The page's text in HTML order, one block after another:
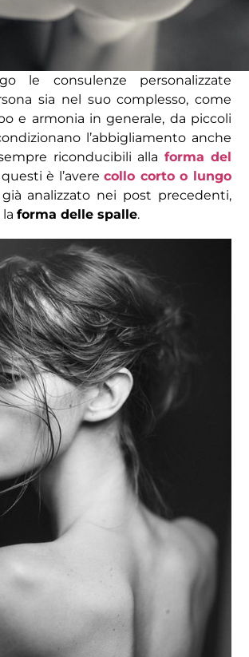
le consulenze personalizzate
sia nel suo complesso, come
e armonia in generale, da piccoli
l’abbigliamento anche
riconducibili alla forma del
è l’averecollo corto o lungo
analizzato nei post precedenti,
forma delle spalle.